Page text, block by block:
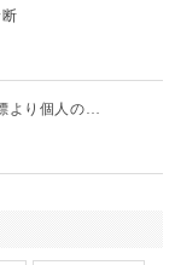
より個人の…